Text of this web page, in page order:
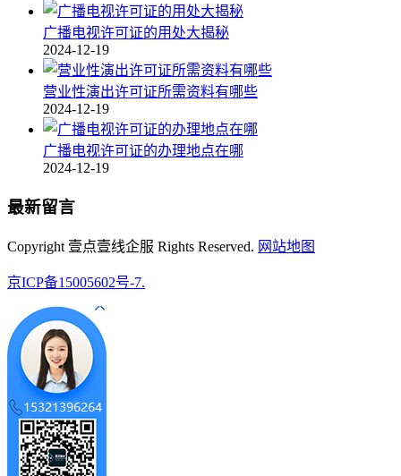
广播电视许可证的用处大揭秘
2024-12-19
营业性演出许可证所需资料有哪些
2024-12-19
广播电视许可证的办理地点在哪
2024-12-19
最新留言
Copyright 壹点壹线企服 Rights Reserved. 网站地图
京ICP备15005602号-7.